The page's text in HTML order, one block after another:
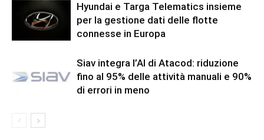
Hyundai e Targa Telematics insieme
per la gestione dati delle flotte
connesse in Europa
Siav integra l’AI di Atacod: riduzione
fino al 95% delle attività manuali e 90%
di errori in meno